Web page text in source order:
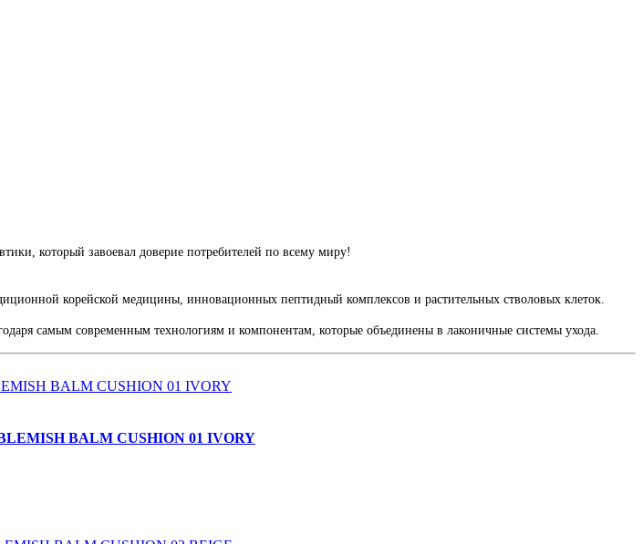
который завоевал доверие потребителей по всему миру!
корейской медицины, инновационных пептидный комплексов и растительных стволовых клеток.
самым современным технологиям и компонентам, которые объединены в лаконичные системы ухода.
BALM CUSHION 01 IVORY